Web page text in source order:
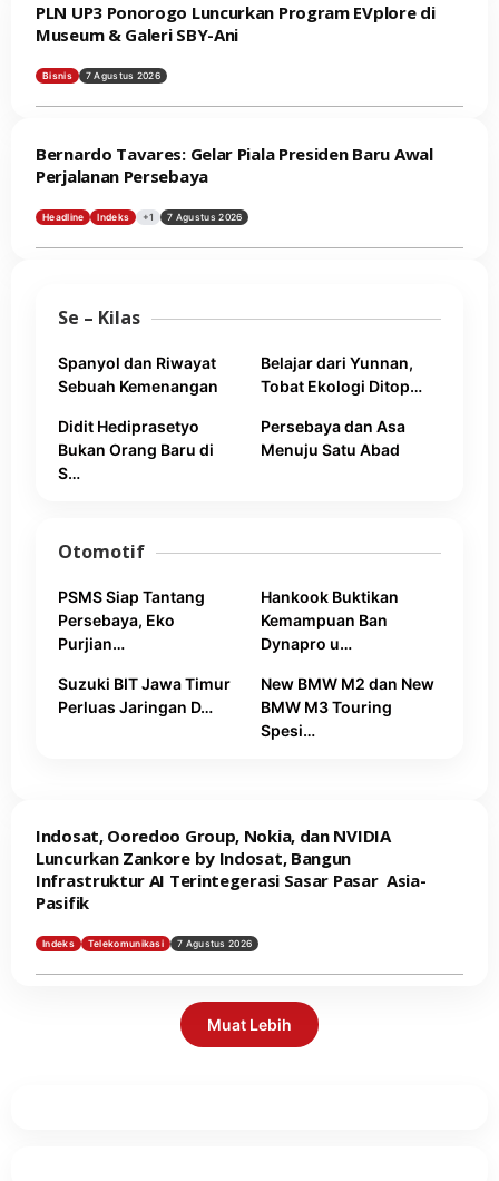
PLN UP3 Ponorogo Luncurkan Program EVplore di
Museum & Galeri SBY-Ani
Bisnis 7 Agustus 2026
Bernardo Tavares: Gelar Piala Presiden Baru Awal
Perjalanan Persebaya
Headline Indeks +1 7 Agustus 2026
Se – Kilas
Spanyol dan Riwayat
Sebuah Kemenangan
Belajar dari Yunnan,
Tobat Ekologi Ditop…
Didit Hediprasetyo
Bukan Orang Baru di
S…
Persebaya dan Asa
Menuju Satu Abad
Otomotif
PSMS Siap Tantang
Persebaya, Eko
Purjian…
Hankook Buktikan
Kemampuan Ban
Dynapro u…
Suzuki BIT Jawa Timur
Perluas Jaringan D…
New BMW M2 dan New
BMW M3 Touring
Spesi…
Indosat, Ooredoo Group, Nokia, dan NVIDIA
Luncurkan Zankore by Indosat, Bangun
Infrastruktur AI Terintegerasi Sasar Pasar Asia-
Pasifik
Indeks Telekomunikasi 7 Agustus 2026
Muat Lebih